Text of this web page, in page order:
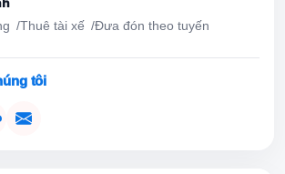
Thuê tài xế Đưa đón theo tuyến
tôi